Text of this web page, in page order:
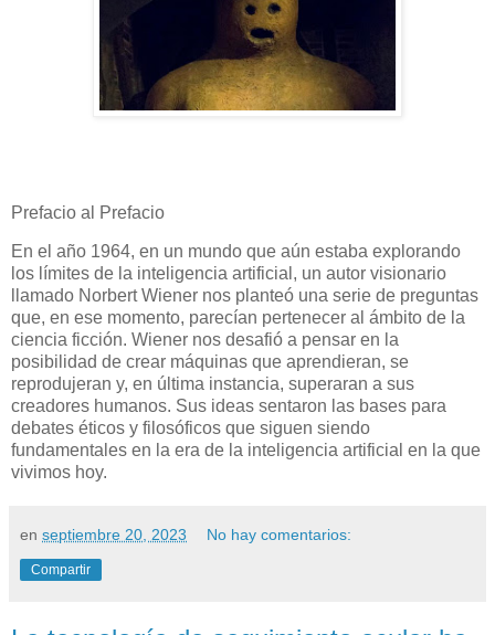
Prefacio al Prefacio
En el año 1964, en un mundo que aún estaba explorando
los límites de la inteligencia artificial, un autor visionario
llamado Norbert Wiener nos planteó una serie de preguntas
que, en ese momento, parecían pertenecer al ámbito de la
ciencia ficción. Wiener nos desafió a pensar en la
posibilidad de crear máquinas que aprendieran, se
reprodujeran y, en última instancia, superaran a sus
creadores humanos. Sus ideas sentaron las bases para
debates éticos y filosóficos que siguen siendo
fundamentales en la era de la inteligencia artificial en la que
vivimos hoy.
en septiembre 20, 2023 No hay comentarios:
Compartir